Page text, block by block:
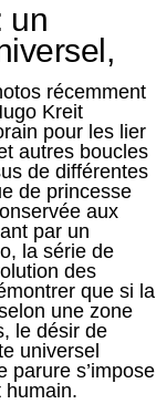
un
récemment
Kreit
pour les lier
autres boucles
de différentes
de princesse
aux
par un
la série de
des
que si la
une zone
le désir de
universel
parure s’impose
humain.